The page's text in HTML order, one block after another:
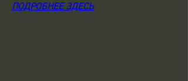
ПОДРОБНЕЕ ЗДЕСЬ